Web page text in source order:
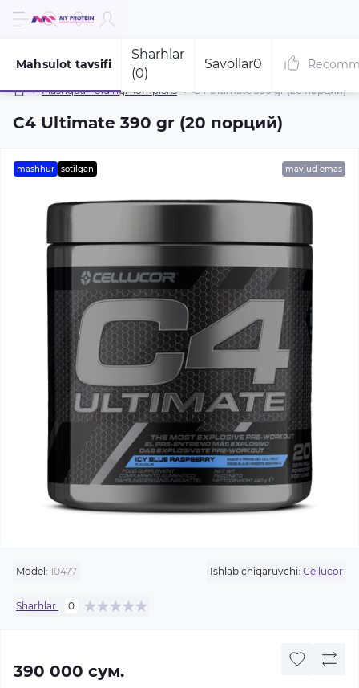
Mashqdan oldingi kompleks C4 Ultimate 390 gr (20 порций)
C4 Ultimate 390 gr (20 порций)
Mahsulot tavsifi
Sharhlar
(0)
Savollar0
mashhur sotilgan mavjud emas
Model: 10477 Ishlab chiqaruvchi: Cellucor
Sharhlar: 0
390 000 сум.